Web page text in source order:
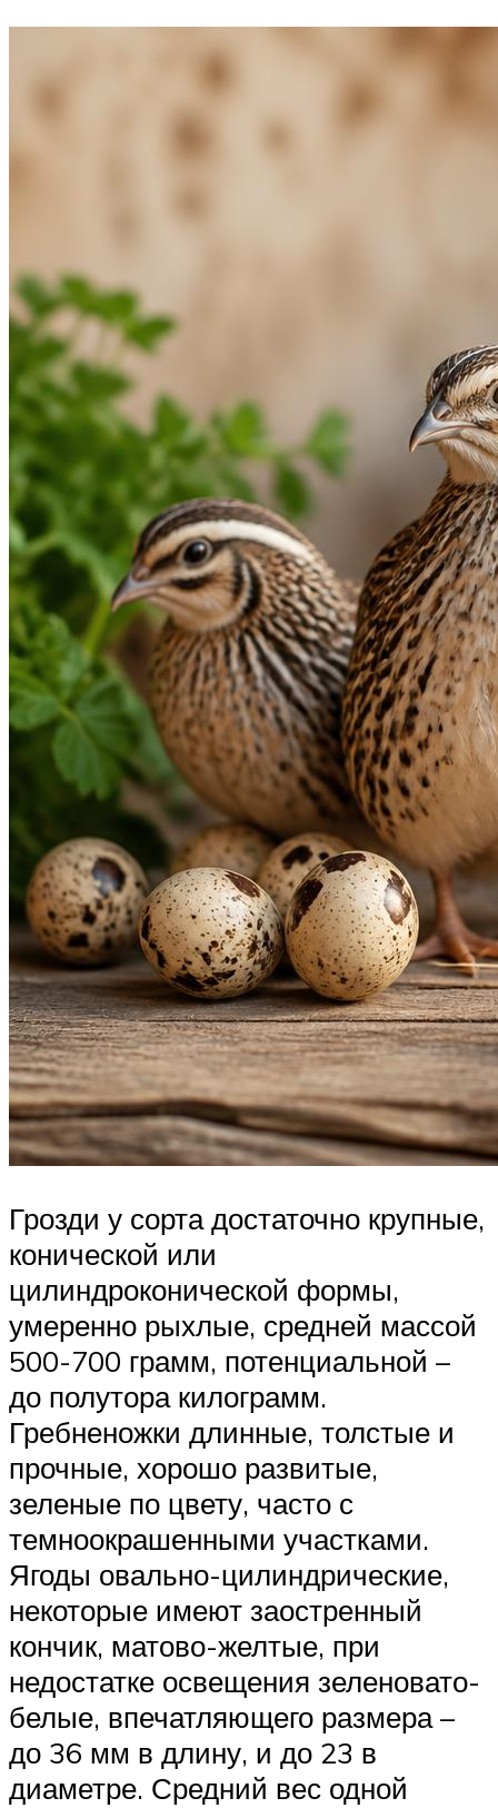
Грозди у сорта достаточно крупные,
конической или
цилиндроконической формы,
умеренно рыхлые, средней массой
500-700 грамм, потенциальной –
до полутора килограмм.
Гребненожки длинные, толстые и
прочные, хорошо развитые,
зеленые по цвету, часто с
темноокрашенными участками.
Ягоды овально-цилиндрические,
некоторые имеют заостренный
кончик, матово-желтые, при
недостатке освещения зеленовато-
белые, впечатляющего размера –
до 36 мм в длину, и до 23 в
диаметре. Средний вес одной